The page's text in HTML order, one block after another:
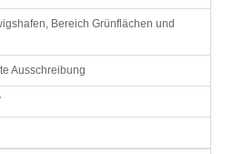
Bereich Grünflächen und
Ausschreibung